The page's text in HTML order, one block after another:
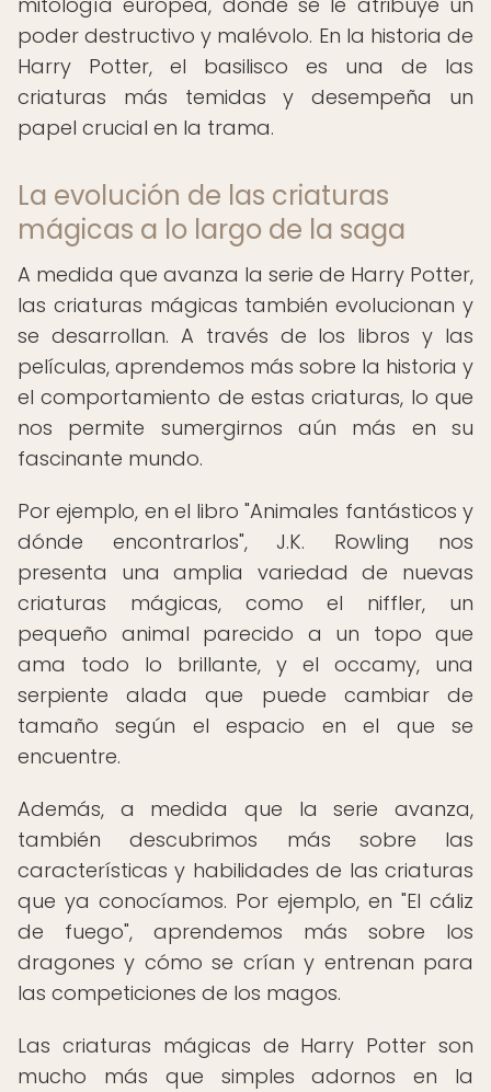
poder destructivo y malévolo. En la historia de
Harry Potter, el basilisco es una de las
criaturas más temidas y desempeña un
papel crucial en la trama.
La evolución de las criaturas
mágicas a lo largo de la saga
A medida que avanza la serie de Harry Potter,
las criaturas mágicas también evolucionan y
se desarrollan. A través de los libros y las
películas, aprendemos más sobre la historia y
el comportamiento de estas criaturas, lo que
nos permite sumergirnos aún más en su
fascinante mundo.
Por ejemplo, en el libro "Animales fantásticos y
dónde encontrarlos", J.K. Rowling nos
presenta una amplia variedad de nuevas
criaturas mágicas, como el niffler, un
pequeño animal parecido a un topo que
ama todo lo brillante, y el occamy, una
serpiente alada que puede cambiar de
tamaño según el espacio en el que se
encuentre.
Además, a medida que la serie avanza,
también descubrimos más sobre las
características y habilidades de las criaturas
que ya conocíamos. Por ejemplo, en "El cáliz
de fuego", aprendemos más sobre los
dragones y cómo se crían y entrenan para
las competiciones de los magos.
Las criaturas mágicas de Harry Potter son
mucho más que simples adornos en la